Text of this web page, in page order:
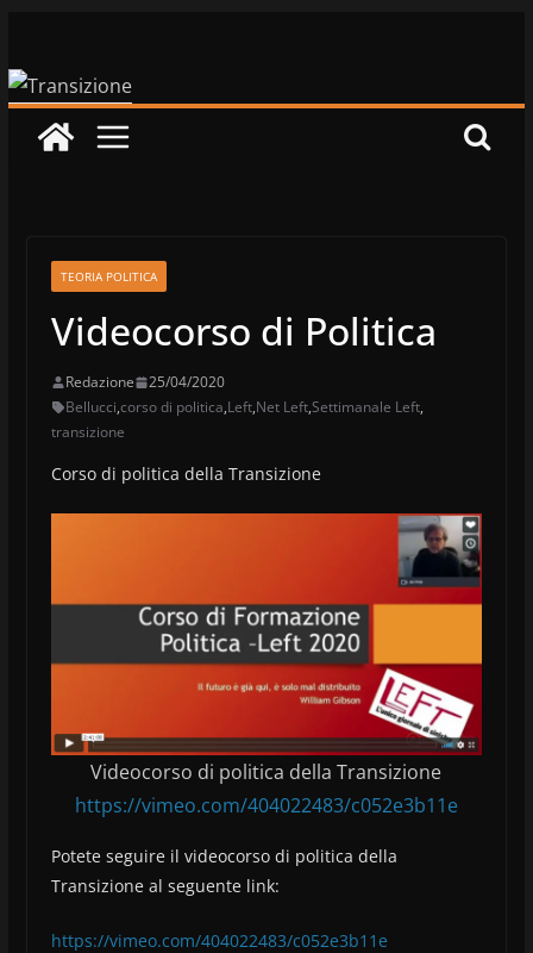
contenuto
TEORIA POLITICA
Videocorso di Politica
Redazione
25/04/2020
Bellucci,corso di politica,Left,Net Left,Settimanale Left,
transizione
Corso di politica della Transizione
Videocorso di politica della Transizione
https://vimeo.com/404022483/c052e3b11e
Potete seguire il videocorso di politica della
Transizione al seguente link:
https://vimeo.com/404022483/c052e3b11e